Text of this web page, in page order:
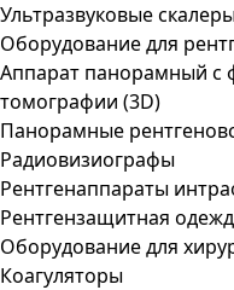
Ультразвуковые
Оборудование для
Аппарат панорамный с
томографии (3D)
Панорамные
Радиовизиографы
Рентгенаппараты
Рентгензащитная
Оборудование для
Коагуляторы